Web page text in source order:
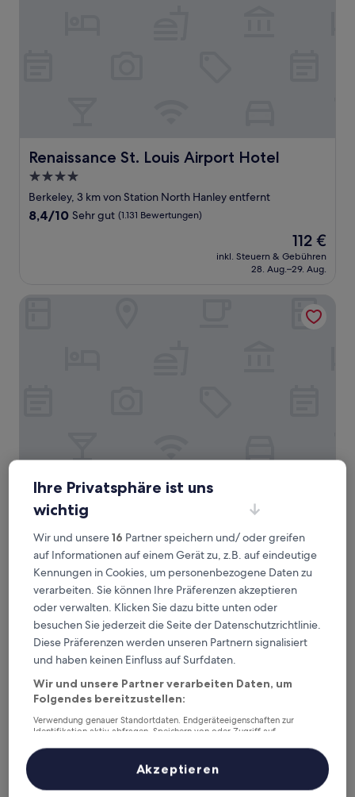
Renaissance St. Louis Airport Hotel
Renaissance St. Louis Airport Hotel
4.0-
Sterne-
Unterkunft
Berkeley, 3 km von Station North Hanley entfernt
8.4
Bewertungen)
8,4/10 Sehr gut (1.131 Bewertungen)
Der
Preis
beträgt
112 €
inkl. Steuern & Gebühren
28. Aug.–29. Aug.
Travelodge by Wyndham St. Louis
Travelodge by Wyndham St. Louis
2.0-
Unterkunft
Berkeley, 2,6 km von Station North Hanley entfernt
von
10,
(1.003
Bewertungen)
6,8/10 (1.003 Bewertungen)
Der
Preis
64 €
inkl. Steuern & Gebühren
6. Sept.–7. Sept.
Hilton Garden Inn St. Louis Airport
Ihre Privatsphäre ist uns
wichtig
Wir und unsere16 Partner speichern und/ oder greifen
auf Informationen auf einem Gerät zu, z.B. auf eindeutige
Kennungen in Cookies, um personenbezogene Daten zu
verarbeiten. Sie können Ihre Präferenzen akzeptieren
oder verwalten. Klicken Sie dazu bitte unten oder
besuchen Sie jederzeit die Seite der Datenschutzrichtlinie.
Diese Präferenzen werden unseren Partnern signalisiert
und haben keinen Einfluss auf Surfdaten.
Wir und unsere Partner verarbeiten Daten, um
Folgendes bereitzustellen:
Verwendung genauer Standortdaten. Endgeräteeigenschaften zur
Identifikation aktiv abfragen. Speichern von oder Zugriff auf
Inhalte, Messung von Werbeleistung und der Performance von Inhalten,
Zielgruppenforschung sowie Entwicklung und Verbesserung von
Liste der Partner (Lieferanten)
Akzeptieren